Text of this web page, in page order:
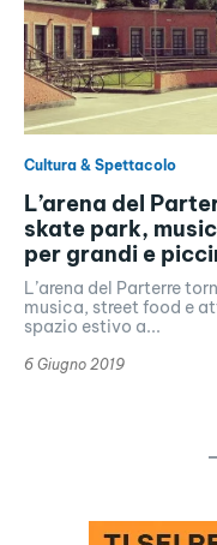
Cultura & Spettacolo
L’arena del
skate park,
per grandi e
L’arena del Parterre
musica, street food e
spazio estivo a...
6 Giugno 2019